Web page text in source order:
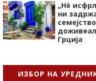
„Нѐ
ни
Грција
ИЗБОР НА